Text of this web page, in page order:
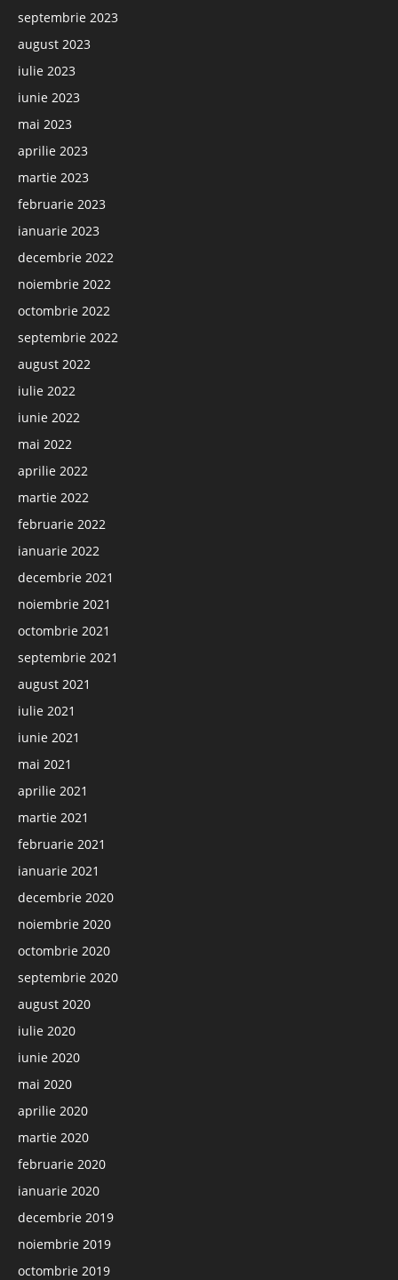
septembrie 2023
august 2023
iulie 2023
iunie 2023
mai 2023
aprilie 2023
martie 2023
februarie 2023
ianuarie 2023
decembrie 2022
noiembrie 2022
octombrie 2022
septembrie 2022
august 2022
iulie 2022
iunie 2022
mai 2022
aprilie 2022
martie 2022
februarie 2022
ianuarie 2022
decembrie 2021
noiembrie 2021
octombrie 2021
septembrie 2021
august 2021
iulie 2021
iunie 2021
mai 2021
aprilie 2021
martie 2021
februarie 2021
ianuarie 2021
decembrie 2020
noiembrie 2020
octombrie 2020
septembrie 2020
august 2020
iulie 2020
iunie 2020
mai 2020
aprilie 2020
martie 2020
februarie 2020
ianuarie 2020
decembrie 2019
noiembrie 2019
octombrie 2019